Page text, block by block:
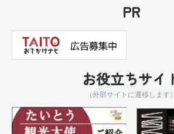
PR
お役立ちサイ
（外部サイトに遷移します）